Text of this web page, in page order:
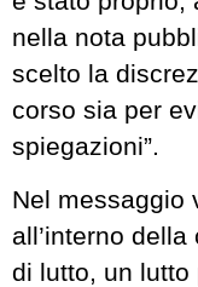
nella nota
scelto la
corso sia per
spiegazioni”.
Nel messaggio
all’interno
di lutto, un lutto